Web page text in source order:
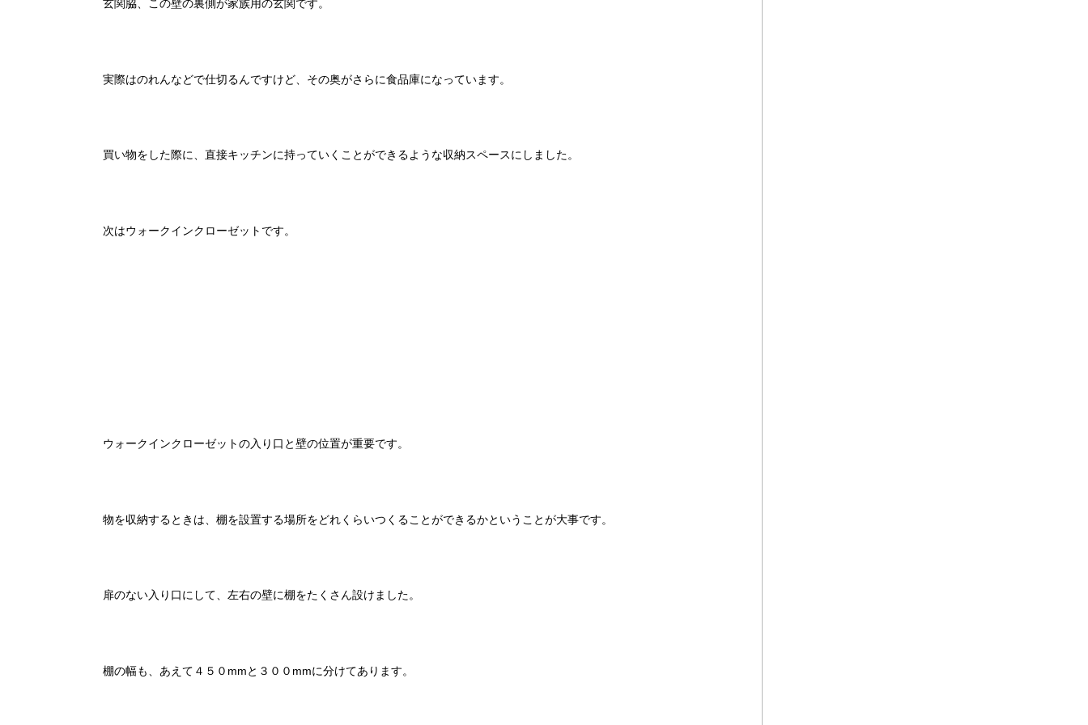
玄関脇、この壁の裏側が家族用の玄関です。
実際はのれんなどで仕切るんですけど、その奥がさらに食品庫になっています。
買い物をした際に、直接キッチンに持っていくことができるような収納スペースにしました。
次はウォークインクローゼットです。
ウォークインクローゼットの入り口と壁の位置が重要です。
物を収納するときは、棚を設置する場所をどれくらいつくることができるかということが大事です。
扉のない入り口にして、左右の壁に棚をたくさん設けました。
棚の幅も、あえて４５０mmと３００mmに分けてあります。